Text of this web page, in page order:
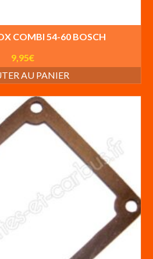
COMBI 54-60 BOSCH
9,95€
AU PANIER